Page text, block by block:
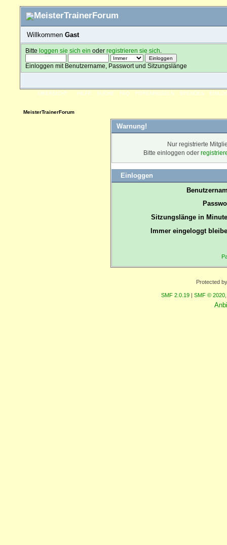
Willkommen Gast
Bitteloggen sie sich ein oderregistrieren sie sich
Einloggen mit Benutzername, Passwort und Sitzungslänge
ÜBERSICHT HILFE SUCHE FAQ FORENREGELN SPENDEN
MeisterTrainerForum
Warnung!
Nur registrierte
Bitte einloggen oder
Einloggen
Sitzungslänge in
Immer eingeloggt
Protected
SMF 2.0.19 | SMF © 2020